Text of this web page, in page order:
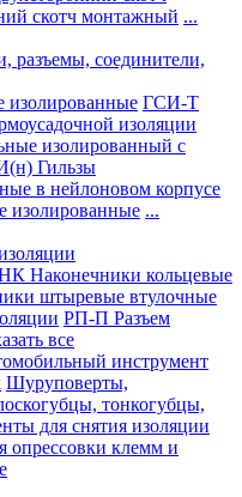
скотч монтажный ...
разъемы, соединители,
изолированные ГСИ-Т
изоляции
изолированный с
Гильзы
в нейлоновом корпусе
...
Наконечники кольцевые
штыревые втулочные
РП-П Разъем
все
инструмент
Шуруповерты,
тонкогубцы,
для снятия изоляции
опрессовки клемм и